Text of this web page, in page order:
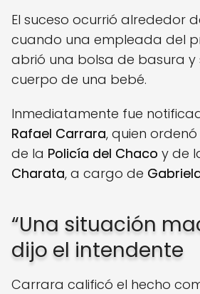
El suceso ocurrió alrededor
cuando una empleada del
abrió una bolsa de basura y
cuerpo de una bebé.
Inmediatamente fue
Rafael Carrara, quien
de la Policía del Chaco y de
Charata, a cargo de
“Una situación
dijo el intendente
Carrara calificó el hecho